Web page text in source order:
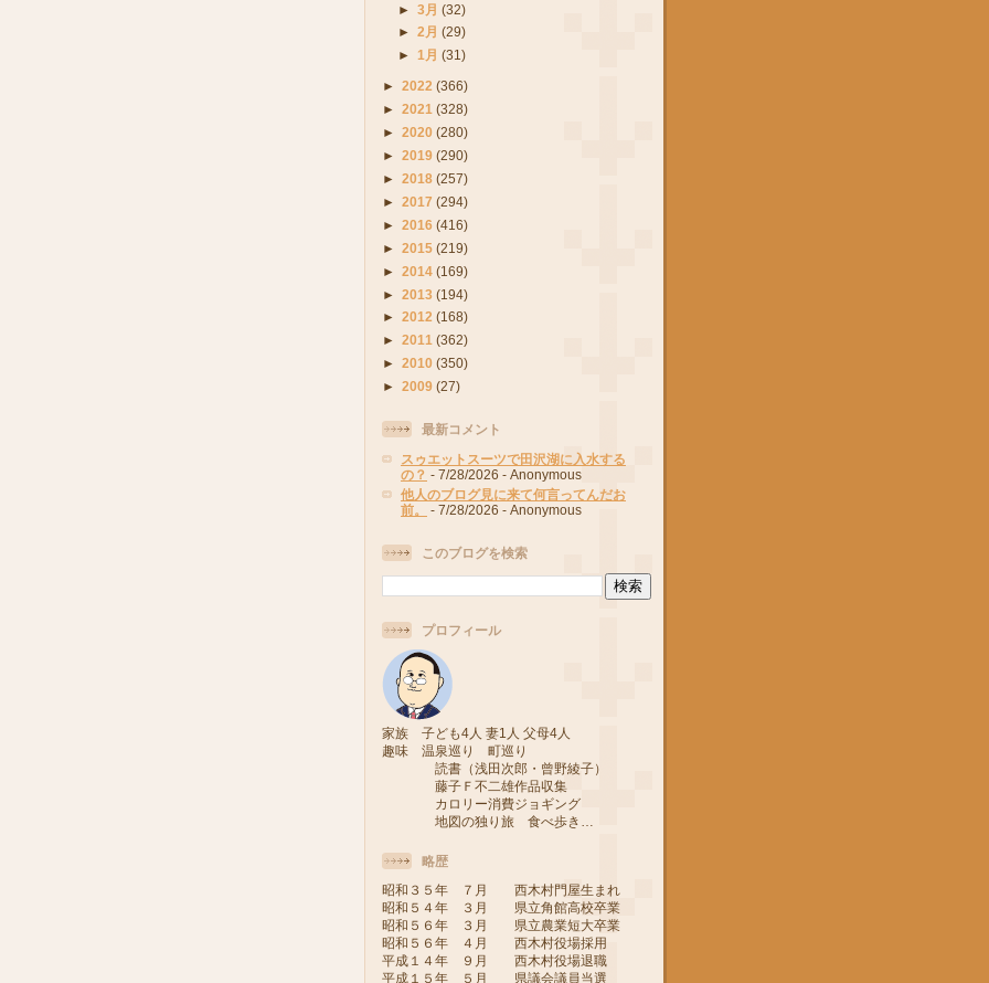
►3月(32)
►2月(29)
► 1月(31)
► 2022 (366)
► 2021 (328)
► 2020 (280)
► 2019 (290)
► 2018 (257)
► 2017 (294)
► 2016 (416)
► 2015 (219)
► 2014 (169)
► 2013 (194)
► 2012 (168)
► 2011 (362)
► 2010 (350)
► 2009 (27)
最新コメント
スゥエットスーツで田沢湖に入水する
の？ - 7/28/2026 - Anonymous
他人のブログ見に来て何言ってんだお
前。
- 7/28/2026 - Anonymous
このブログを検索
プロフィール
家族 子ども4人 妻1人 父母4人
趣味 温泉巡り 町巡り
読書（浅田次郎・曾野綾子）
藤子Ｆ不二雄作品収集
カロリー消費ジョギング
地図の独り旅 食べ歩き…
略歴
昭和３５年 ７月 西木村門屋生まれ
昭和５４年 ３月 県立角館高校卒業
昭和５６年 ３月 県立農業短大卒業
昭和５６年 ４月 西木村役場採用
平成１４年 ９月 西木村役場退職
平成１５年 ５月 県議会議員当選